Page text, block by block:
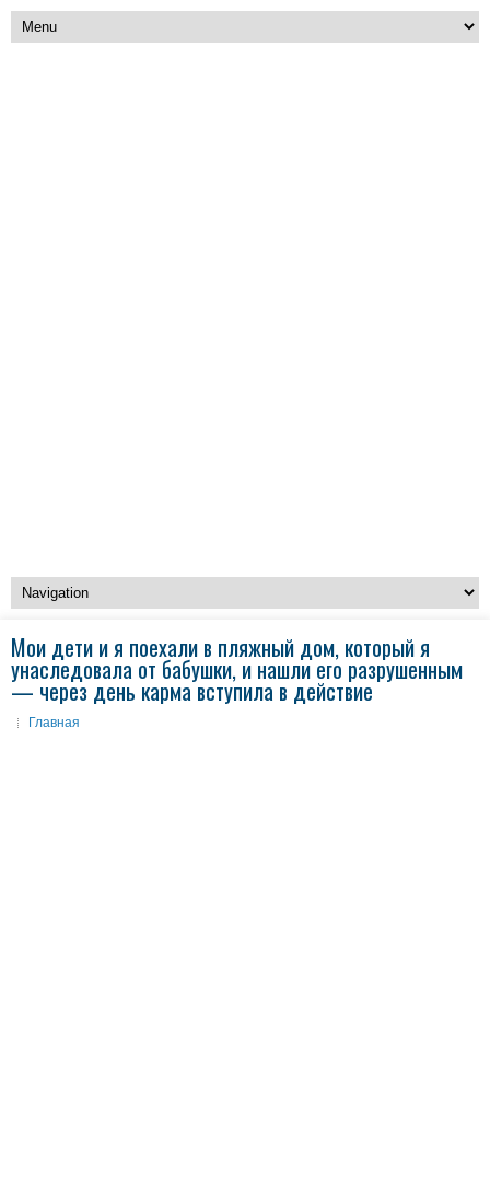
Мои дети и я поехали в пляжный дом, который я
унаследовала от бабушки, и нашли его разрушенным
— через день карма вступила в действие
Главная